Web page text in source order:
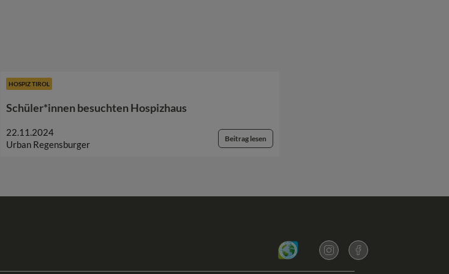
HOSPIZ TIROL
Schüler*innen besuchten Hospizhaus
22.11.2024
Urban Regensburger
Beitrag lesen